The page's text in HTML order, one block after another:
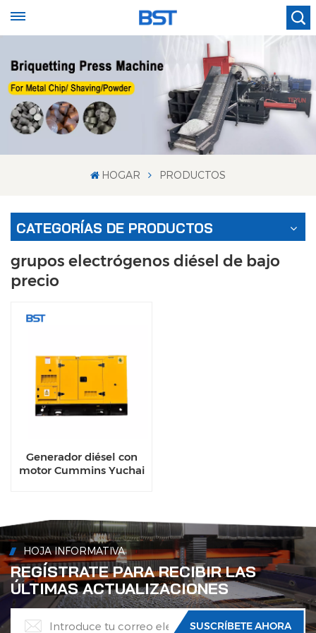
HOGAR PRODUCTOS
CATEGORÍAS DE PRODUCTOS
grupos electrógenos diésel de bajo
precio
Generador diésel con
motor Cummins Yuchai
HOJA INFORMATIVA
REGÍSTRATE PARA RECIBIR LAS
ÚLTIMAS ACTUALIZACIONES